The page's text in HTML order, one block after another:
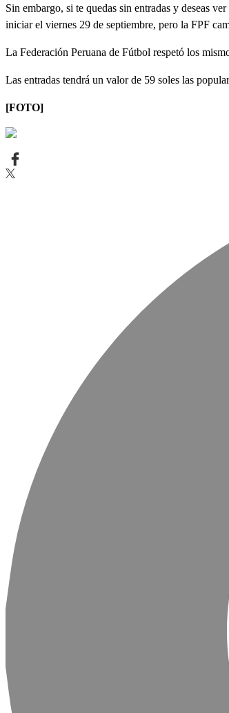
Sin embargo, si te quedas sin entradas y deseas ver
iniciar el viernes 29 de septiembre, pero la FPF
La Federación Peruana de Fútbol respetó los
Las entradas tendrá un valor de 59 soles las
[FOTO]